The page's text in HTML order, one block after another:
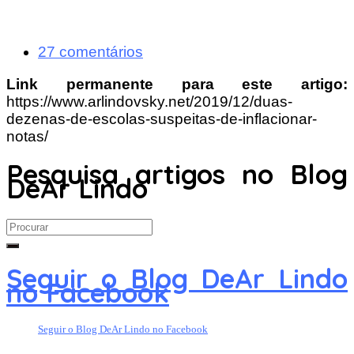
27 comentários
Link permanente para este artigo:
https://www.arlindovsky.net/2019/12/duas-
dezenas-de-escolas-suspeitas-de-inflacionar-
notas/
Pesquisa artigos no Blog
DeAr Lindo
Search
for:
Seguir o Blog DeAr Lindo
no Facebook
Seguir o Blog DeAr Lindo no Facebook